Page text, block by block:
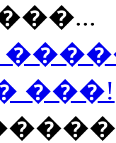
���!